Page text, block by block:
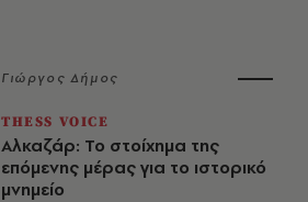
Γιώργος Δήμος
THESS VOICE
Αλκαζάρ: Το στοίχημα της
επόμενης μέρας για το ιστορικό
μνημείο